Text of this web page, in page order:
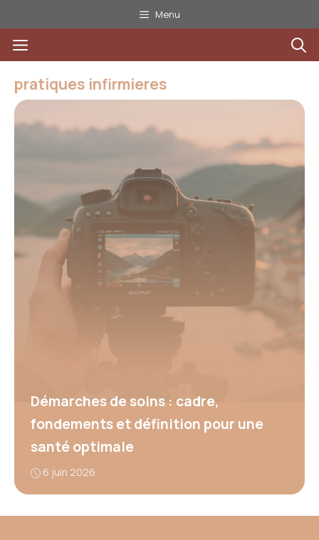
au
contenu
Menu
Menu
pratiques infirmieres
Démarches de soins : cadre,
fondements et définition pour une
santé optimale
6 juin 2026